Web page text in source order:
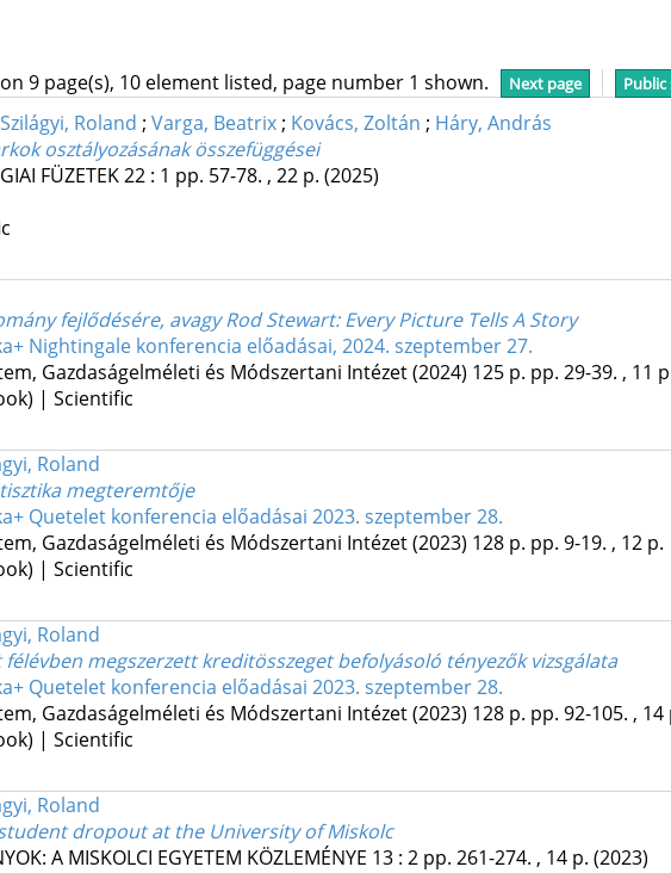
9 page(s), 10 element listed, page number 1 shown. Next page Public
Szilágyi, Roland ; Varga, Beatrix; Kovács, Zoltán ; Háry, András
osztályozásának összefüggései
FÜZETEK22: 1 pp. 57-78. , 22 p. (2025)
fejlődésére, avagy Rod Stewart: Every Picture Tells A Story
Nightingale konferencia előadásai, 2024. szeptember 27.
Gazdaságelméleti és Módszertani Intézet(2024) 125 p. pp. 29-39. , 11
| Scientific
Roland
megteremtője
Quetelet konferencia előadásai 2023. szeptember 28.
Gazdaságelméleti és Módszertani Intézet(2023) 128 p. pp. 9-19. , 12 p.
| Scientific
Roland
megszerzett kreditösszeget befolyásoló tényezők vizsgálata
Quetelet konferencia előadásai 2023. szeptember 28.
Gazdaságelméleti és Módszertani Intézet(2023) 128 p. pp. 92-105. , 14
| Scientific
Roland
dropout at the University of Miskolc
A MISKOLCI EGYETEM KÖZLEMÉNYE 13: 2 pp. 261-274. , 14 p. (2023)